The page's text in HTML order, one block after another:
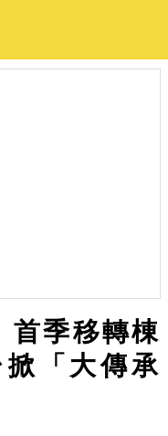
首季移轉棟
「大傳承